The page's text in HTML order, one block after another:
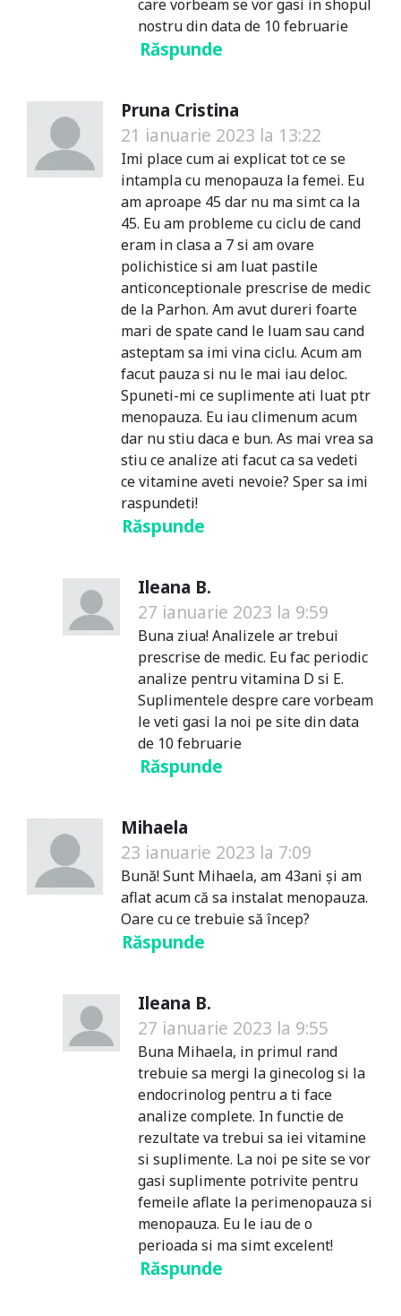
care vorbeam se vor gasi in shopul
nostru din data de 10 februarie
Răspunde
Pruna Cristina
21 ianuarie 2023 la 13:22
Imi place cum ai explicat tot ce se
intampla cu menopauza la femei. Eu
am aproape 45 dar nu ma simt ca la
45. Eu am probleme cu ciclu de cand
eram in clasa a 7 si am ovare
polichistice si am luat pastile
anticonceptionale prescrise de medic
de la Parhon. Am avut dureri foarte
mari de spate cand le luam sau cand
asteptam sa imi vina ciclu. Acum am
facut pauza si nu le mai iau deloc.
Spuneti-mi ce suplimente ati luat ptr
menopauza. Eu iau climenum acum
dar nu stiu daca e bun. As mai vrea sa
stiu ce analize ati facut ca sa vedeti
ce vitamine aveti nevoie? Sper sa imi
raspundeti!
Răspunde
Ileana B.
27 ianuarie 2023 la 9:59
Buna ziua! Analizele ar trebui
prescrise de medic. Eu fac periodic
analize pentru vitamina D si E.
Suplimentele despre care vorbeam
le veti gasi la noi pe site din data
de 10 februarie
Răspunde
Mihaela
23 ianuarie 2023 la 7:09
Bună! Sunt Mihaela, am 43ani și am
aflat acum că sa instalat menopauza.
Oare cu ce trebuie să încep?
Răspunde
Ileana B.
27 ianuarie 2023 la 9:55
Buna Mihaela, in primul rand
trebuie sa mergi la ginecolog si la
endocrinolog pentru a ti face
analize complete. In functie de
rezultate va trebui sa iei vitamine
si suplimente. La noi pe site se vor
gasi suplimente potrivite pentru
femeile aflate la perimenopauza si
menopauza. Eu le iau de o
perioada si ma simt excelent!
Răspunde